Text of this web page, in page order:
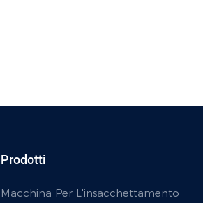
Prodotti
Macchina Per L'insacchettamento